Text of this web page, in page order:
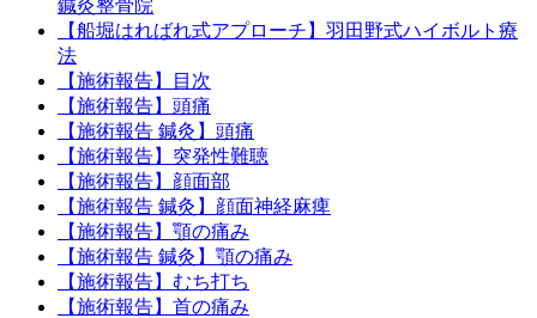
鍼灸整骨院
【船堀はればれ式アプローチ】羽田野式ハイボルト療
法
【施術報告】目次
【施術報告】頭痛
【施術報告 鍼灸】頭痛
【施術報告】突発性難聴
【施術報告】顔面部
【施術報告 鍼灸】顔面神経麻痺
【施術報告】顎の痛み
【施術報告 鍼灸】顎の痛み
【施術報告】むち打ち
【施術報告】首の痛み